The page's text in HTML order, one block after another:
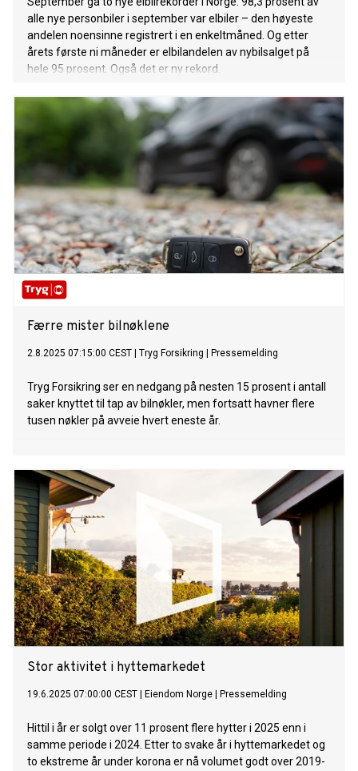
alle nye personbiler i september var elbiler – den høyeste
andelen noensinne registrert i en enkeltmåned. Og etter
årets første ni måneder er elbilandelen av nybilsalget på
hele 95 prosent. Også det er ny rekord.
Færre mister bilnøklene
2.8.2025 07:15:00 CEST Tryg Forsikring Pressemelding
Tryg Forsikring ser en nedgang på nesten 15 prosent i antall
saker knyttet til tap av bilnøkler, men fortsatt havner flere
tusen nøkler på avveie hvert eneste år.
Stor aktivitet i hyttemarkedet
19.6.2025 07:00:00 CEST Eiendom Norge Pressemelding
Hittil i år er solgt over 11 prosent flere hytter i 2025 enn i
samme periode i 2024. Etter to svake år i hyttemarkedet og
to ekstreme år under korona er nå volumet godt over 2019-